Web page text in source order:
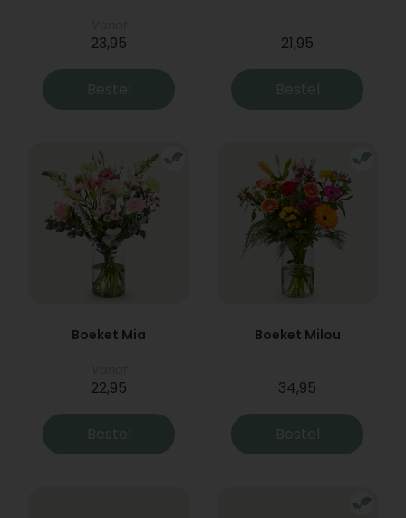
23,95
Bestel
21,95
Bestel
Boeket Mia
22,95
Bestel
Boeket Milou
34,95
Bestel